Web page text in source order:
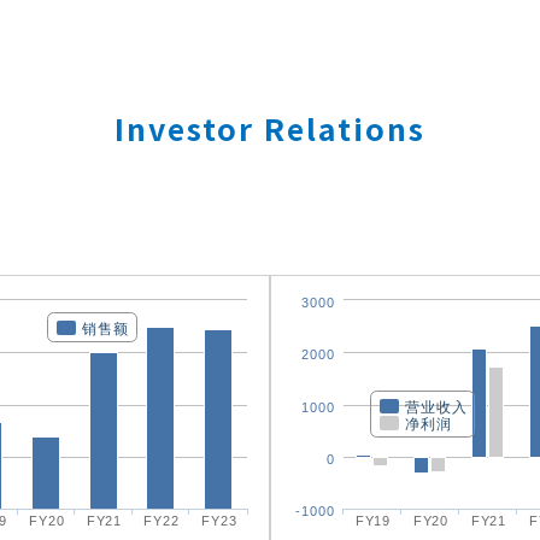
Investor Relations
销售额
FY20 FY21 FY22 FY23
营业收入
净利润
FY19 FY20 FY21
-1000
0
1000
2000
3000